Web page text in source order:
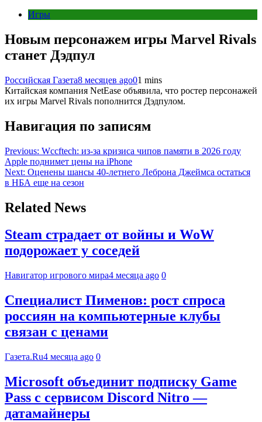
Игры
Новым персонажем игры Marvel Rivals
станет Дэдпул
Российская Газета8 месяцев ago01 mins
Китайская компания NetEase объявила, что ростер персонажей
их игры Marvel Rivals пополнится Дэдпулом.
Навигация по записям
Previous: Wccftech: из-за кризиса чипов памяти в 2026 году
Apple поднимет цены на iPhone
Next: Оценены шансы 40-летнего Леброна Джеймса остаться
в НБА еще на сезон
Related News
Steam страдает от войны и WoW
подорожает у соседей
Навигатор игрового мира4 месяца ago 0
Специалист Пименов: рост спроса
россиян на компьютерные клубы
связан с ценами
Газета.Ru4 месяца ago 0
Microsoft объединит подписку Game
Pass с сервисом Discord Nitro —
датамайнеры